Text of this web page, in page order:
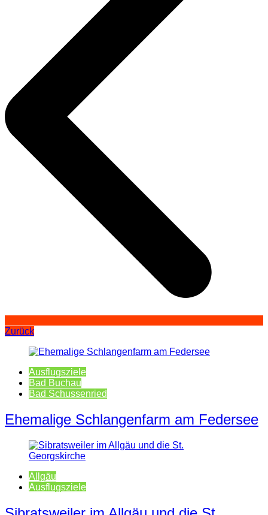
Zurück
Ausflugsziele
Bad Buchau
Bad Schussenried
Ehemalige Schlangenfarm am Federsee
Allgäu
Ausflugsziele